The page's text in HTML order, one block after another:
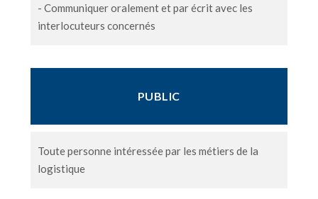
- Communiquer oralement et par écrit avec les
interlocuteurs concernés
PUBLIC
Toute personne intéressée par les métiers de la
logistique